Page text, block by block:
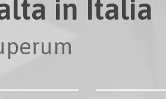
in Italia